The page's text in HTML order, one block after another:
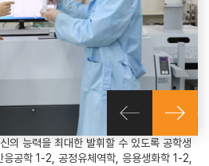
의 능력을 최대한 발휘할 수 있도록 공학생
공학 1-2, 공정유체역학, 응용생화학 1-2,